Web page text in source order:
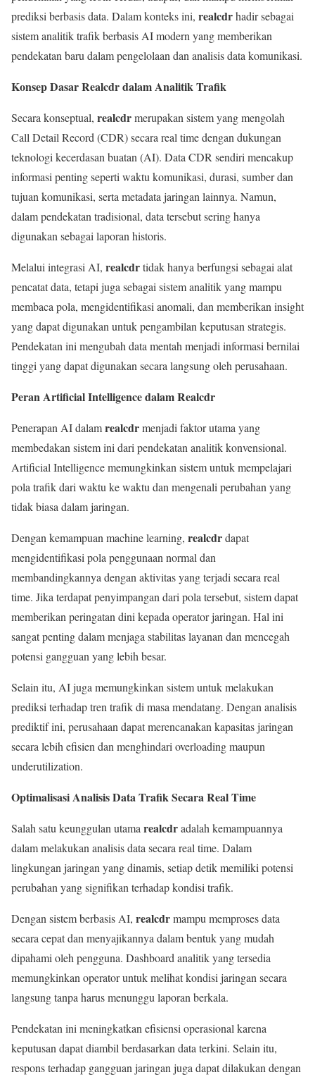
prediksi berbasis data. Dalam konteks ini, realcdrhadir sebagai
sistem analitik trafik berbasis AI modern yang memberikan
pendekatan baru dalam pengelolaan dan analisis data komunikasi.
Konsep Dasar Realcdr dalam Analitik Trafik
Secara konseptual, realcdrmerupakan sistem yang mengolah
Call Detail Record (CDR) secara real time dengan dukungan
teknologi kecerdasan buatan (AI). Data CDR sendiri mencakup
informasi penting seperti waktu komunikasi, durasi, sumber dan
tujuan komunikasi, serta metadata jaringan lainnya. Namun,
dalam pendekatan tradisional, data tersebut sering hanya
digunakan sebagai laporan historis.
Melalui integrasi AI, realcdrtidak hanya berfungsi sebagai alat
pencatat data, tetapi juga sebagai sistem analitik yang mampu
membaca pola, mengidentifikasi anomali, dan memberikan insight
yang dapat digunakan untuk pengambilan keputusan strategis.
Pendekatan ini mengubah data mentah menjadi informasi bernilai
tinggi yang dapat digunakan secara langsung oleh perusahaan.
Peran Artificial Intelligence dalam Realcdr
Penerapan AI dalamrealcdrmenjadi faktor utama yang
membedakan sistem ini dari pendekatan analitik konvensional.
Artificial Intelligence memungkinkan sistem untuk mempelajari
pola trafik dari waktu ke waktu dan mengenali perubahan yang
tidak biasa dalam jaringan.
Dengan kemampuan machine learning, realcdrdapat
mengidentifikasi pola penggunaan normal dan
membandingkannya dengan aktivitas yang terjadi secara real
time. Jika terdapat penyimpangan dari pola tersebut, sistem dapat
memberikan peringatan dini kepada operator jaringan. Hal ini
sangat penting dalam menjaga stabilitas layanan dan mencegah
potensi gangguan yang lebih besar.
Selain itu, AI juga memungkinkan sistem untuk melakukan
prediksi terhadap tren trafik di masa mendatang. Dengan analisis
prediktif ini, perusahaan dapat merencanakan kapasitas jaringan
secara lebih efisien dan menghindari overloading maupun
underutilization.
Optimalisasi Analisis Data Trafik Secara Real Time
Salah satu keunggulan utamarealcdradalah kemampuannya
dalam melakukan analisis data secara real time. Dalam
lingkungan jaringan yang dinamis, setiap detik memiliki potensi
perubahan yang signifikan terhadap kondisi trafik.
Dengan sistem berbasis AI, realcdrmampu memproses data
secara cepat dan menyajikannya dalam bentuk yang mudah
dipahami oleh pengguna. Dashboard analitik yang tersedia
memungkinkan operator untuk melihat kondisi jaringan secara
langsung tanpa harus menunggu laporan berkala.
Pendekatan ini meningkatkan efisiensi operasional karena
keputusan dapat diambil berdasarkan data terkini. Selain itu,
respons terhadap gangguan jaringan juga dapat dilakukan dengan